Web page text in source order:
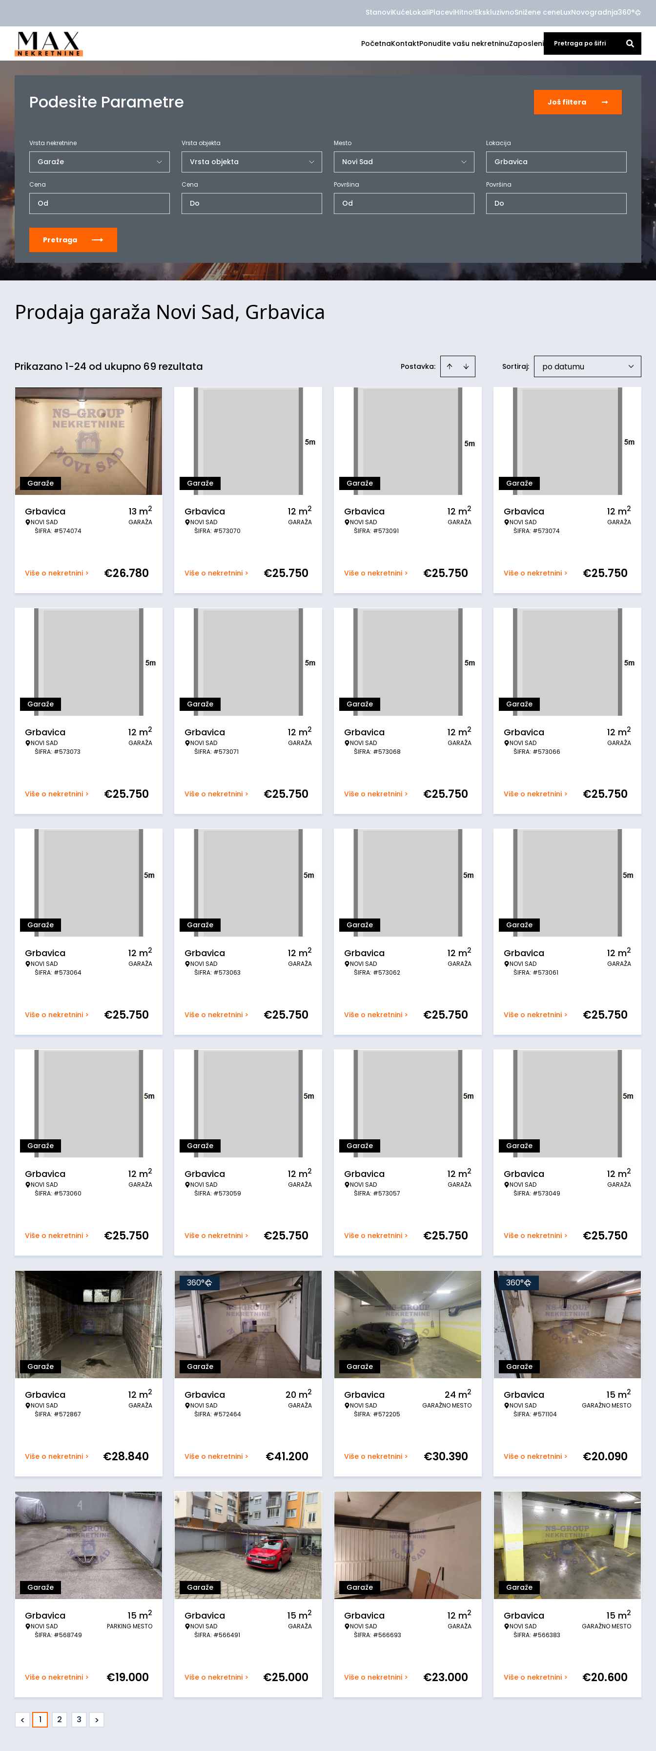
StanoviKućeLokaliPlaceviHitno!EkskluzivnoSnižene ceneLuxNovogradnja360°
PočetnaKontaktPonudite vašu nekretninuZaposleni
Podesite Parametre Još filtera
Vrsta nekretnine Vrsta objekta Mesto Lokacija
Grbavica
Cena Cena Površina Površina
Pretraga
Prodaja garaža Novi Sad, Grbavica
Prikazano 1-24 od ukupno 69 rezultata Postavka: Sortiraj: po datumu
Garaže
Grbavica
NOVI SAD
ŠIFRA: #574074
13 m2
GARAŽA
Više o nekretnini > €26.780
Garaže
Grbavica
NOVI SAD
ŠIFRA: #573070
12 m2
GARAŽA
Više o nekretnini > €25.750
Garaže
Grbavica
NOVI SAD
ŠIFRA: #573091
12 m2
GARAŽA
Više o nekretnini > €25.750
Garaže
Grbavica
NOVI SAD
ŠIFRA: #573074
12 m2
GARAŽA
Više o nekretnini > €25.750
Garaže
Grbavica
NOVI SAD
ŠIFRA: #573073
12 m2
GARAŽA
Više o nekretnini > €25.750
Garaže
Grbavica
NOVI SAD
ŠIFRA: #573071
12 m2
GARAŽA
Više o nekretnini > €25.750
Garaže
Grbavica
NOVI SAD
ŠIFRA: #573068
12 m2
GARAŽA
Više o nekretnini > €25.750
Garaže
Grbavica
NOVI SAD
ŠIFRA: #573066
12 m2
GARAŽA
Više o nekretnini > €25.750
Garaže
Grbavica
NOVI SAD
ŠIFRA: #573064
12 m2
GARAŽA
Više o nekretnini > €25.750
Garaže
Grbavica
NOVI SAD
ŠIFRA: #573063
12 m2
GARAŽA
Više o nekretnini > €25.750
Garaže
Grbavica
NOVI SAD
ŠIFRA: #573062
12 m2
GARAŽA
Više o nekretnini > €25.750
Garaže
Grbavica
NOVI SAD
ŠIFRA: #573061
12 m2
GARAŽA
Više o nekretnini > €25.750
Garaže
Grbavica
NOVI SAD
ŠIFRA: #573060
12 m2
GARAŽA
Više o nekretnini > €25.750
Garaže
Grbavica
NOVI SAD
ŠIFRA: #573059
12 m2
GARAŽA
Više o nekretnini > €25.750
Garaže
Grbavica
NOVI SAD
ŠIFRA: #573057
12 m2
GARAŽA
Više o nekretnini > €25.750
Garaže
Grbavica
NOVI SAD
ŠIFRA: #573049
12 m2
GARAŽA
Više o nekretnini > €25.750
Garaže
Grbavica
NOVI SAD
ŠIFRA: #572867
12 m2
GARAŽA
Više o nekretnini > €28.840
Garaže
360°
Grbavica
NOVI SAD
ŠIFRA: #572464
20 m2
GARAŽA
Više o nekretnini > €41.200
Garaže
Grbavica
NOVI SAD
ŠIFRA: #572205
24 m2
GARAŽNO MESTO
Više o nekretnini > €30.390
Garaže
360°
Grbavica
NOVI SAD
ŠIFRA: #571104
15 m2
GARAŽNO MESTO
Više o nekretnini > €20.090
Garaže
Grbavica
NOVI SAD
ŠIFRA: #568749
15 m2
PARKING MESTO
Više o nekretnini > €19.000
Garaže
Grbavica
NOVI SAD
ŠIFRA: #566491
15 m2
GARAŽA
Više o nekretnini > €25.000
Garaže
Grbavica
NOVI SAD
ŠIFRA: #566693
12 m2
GARAŽA
Više o nekretnini > €23.000
Garaže
Grbavica
NOVI SAD
ŠIFRA: #566383
15 m2
GARAŽNO MESTO
Više o nekretnini > €20.600
< 1 2 3 >